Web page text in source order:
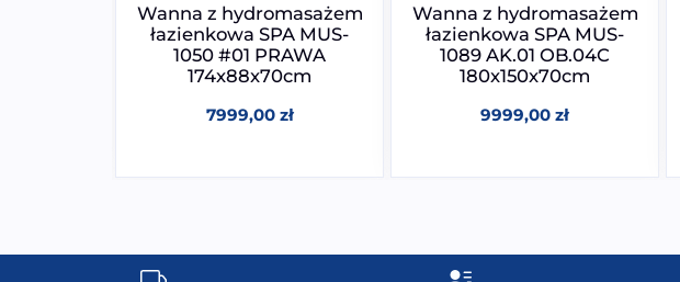
Wanna z hydromasażem
łazienkowa SPA MUS-
1050 #01 PRAWA
174x88x70cm
7999,00 zł
Wanna z hydromasażem
łazienkowa SPA MUS-
1089 AK.01 OB.04C
180x150x70cm
9999,00 zł